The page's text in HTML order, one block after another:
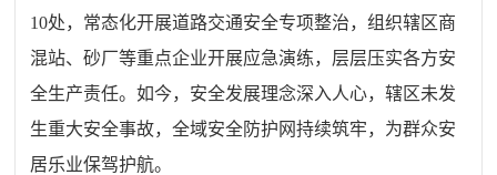
10处，常态化开展道路交通安全专项整治，组织辖区商
混站、砂厂等重点企业开展应急演练，层层压实各方安
全生产责任。如今，安全发展理念深入人心，辖区未发
生重大安全事故，全域安全防护网持续筑牢，为群众安
居乐业保驾护航。